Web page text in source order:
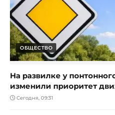
ОБЩЕСТВО
На развилке у
изменили приоритет
Сегодня, 09:31